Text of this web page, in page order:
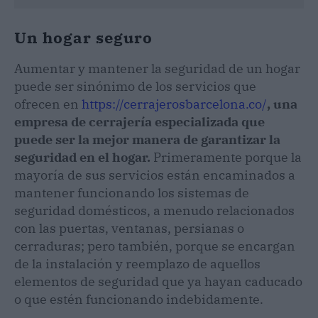
Un hogar seguro
Aumentar y mantener la seguridad de un hogar
puede ser sinónimo de los servicios que
ofrecen en https://cerrajerosbarcelona.co/, una
empresa de cerrajería especializada que
puede ser la mejor manera de garantizar la
seguridad en el hogar. Primeramente porque la
mayoría de sus servicios están encaminados a
mantener funcionando los sistemas de
seguridad domésticos, a menudo relacionados
con las puertas, ventanas, persianas o
cerraduras; pero también, porque se encargan
de la instalación y reemplazo de aquellos
elementos de seguridad que ya hayan caducado
o que estén funcionando indebidamente.